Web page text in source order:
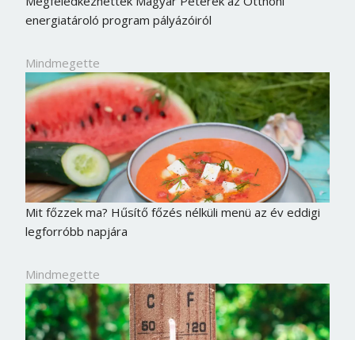
energiatároló program pályázóiról
Mindmegette
Mit főzzek ma? Hűsítő főzés nélküli menü az év eddigi
legforróbb napjára
Mindmegette